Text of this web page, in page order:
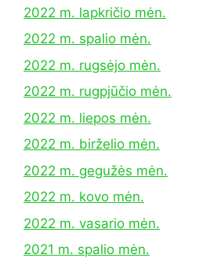
2022 m. lapkričio mėn.
2022 m. spalio mėn.
2022 m. rugsėjo mėn.
2022 m. rugpjūčio mėn.
2022 m. liepos mėn.
2022 m. birželio mėn.
2022 m. gegužės mėn.
2022 m. kovo mėn.
2022 m. vasario mėn.
2021 m. spalio mėn.